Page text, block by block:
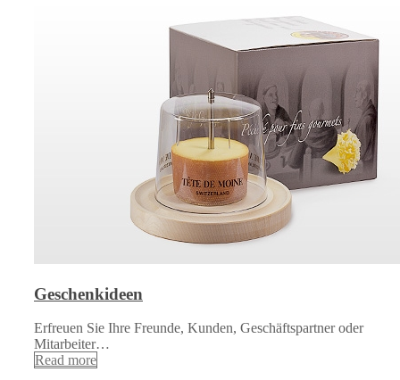
Geschenkideen
Erfreuen Sie Ihre Freunde, Kunden, Geschäftspartner oder
Mitarbeiter…
Read more